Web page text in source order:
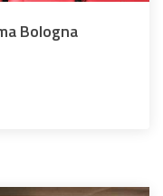
Bologna